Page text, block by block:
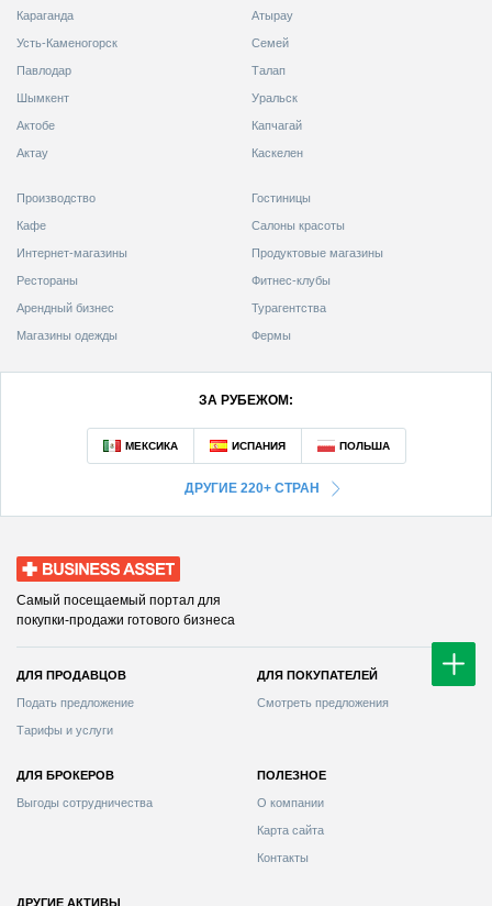
Караганда
Усть-Каменогорск
Павлодар
Шымкент
Актобе
Актау
Атырау
Семей
Талап
Уральск
Капчагай
Каскелен
Производство
Кафе
Интернет-магазины
Рестораны
Арендный бизнес
Магазины одежды
Гостиницы
Салоны красоты
Продуктовые магазины
Фитнес-клубы
Турагентства
Фермы
ЗА РУБЕЖОМ:
ДРУГИЕ 220+ СТРАН
Business Asset
Самый посещаемый портал для
покупки-продажи готового бизнеса
ДЛЯ ПРОДАВЦОВ
Тарифы и услуги
ДЛЯ ПОКУПАТЕЛЕЙ
Смотреть предложения
ДЛЯ БРОКЕРОВ
Выгоды сотрудничества
ПОЛЕЗНОЕ
О компании
Карта сайта
Контакты
ДРУГИЕ АКТИВЫ